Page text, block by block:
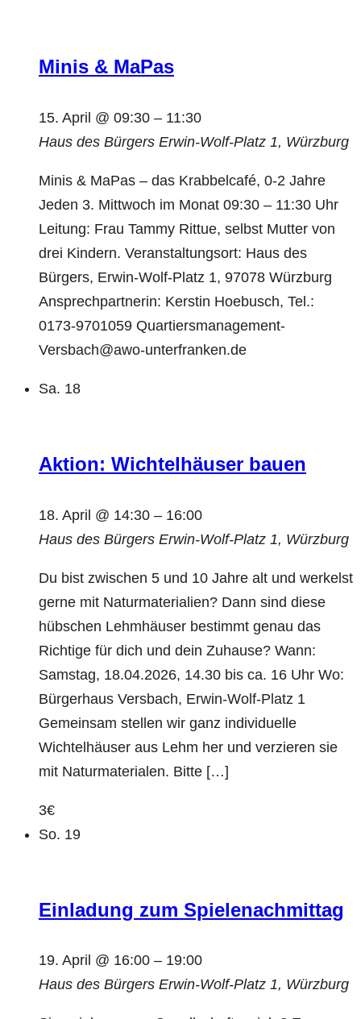
Minis & MaPas
15. April @ 09:30 – 11:30
Haus des Bürgers Erwin-Wolf-Platz 1, Würzburg
Minis & MaPas – das Krabbelcafé, 0-2 Jahre
Jeden 3. Mittwoch im Monat 09:30 – 11:30 Uhr
Leitung: Frau Tammy Rittue, selbst Mutter von
drei Kindern. Veranstaltungsort: Haus des
Bürgers, Erwin-Wolf-Platz 1, 97078 Würzburg
Ansprechpartnerin: Kerstin Hoebusch, Tel.:
0173-9701059 Quartiersmanagement-
Versbach@awo-unterfranken.de
Sa. 18
Aktion: Wichtelhäuser bauen
18. April @ 14:30 – 16:00
Haus des Bürgers Erwin-Wolf-Platz 1, Würzburg
Du bist zwischen 5 und 10 Jahre alt und werkelst
gerne mit Naturmaterialien? Dann sind diese
hübschen Lehmhäuser bestimmt genau das
Richtige für dich und dein Zuhause? Wann:
Samstag, 18.04.2026, 14.30 bis ca. 16 Uhr Wo:
Bürgerhaus Versbach, Erwin-Wolf-Platz 1
Gemeinsam stellen wir ganz individuelle
Wichtelhäuser aus Lehm her und verzieren sie
mit Naturmaterialen. Bitte […]
3€
So. 19
Einladung zum Spielenachmittag
19. April @ 16:00 – 19:00
Haus des Bürgers Erwin-Wolf-Platz 1, Würzburg